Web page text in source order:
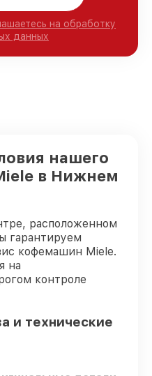
на обработку
данных
нашего
в Нижнем
расположенном
гарантируем
кофемашин Miele.
на
контроле
и технические